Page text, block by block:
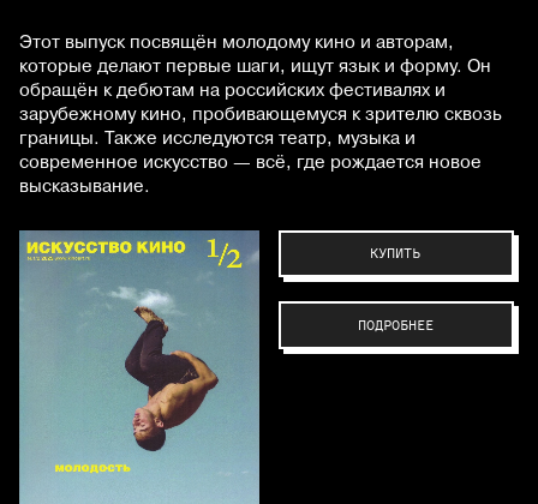
Этот выпуск посвящён молодому кино и авторам,
которые делают первые шаги, ищут язык и форму. Он
обращён к дебютам на российских фестивалях и
зарубежному кино, пробивающемуся к зрителю сквозь
границы. Также исследуются театр, музыка и
современное искусство — всё, где рождается новое
высказывание.
КУПИТЬ
ПОДРОБНЕЕ